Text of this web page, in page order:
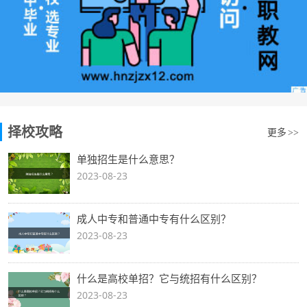
择校攻略 更多 >>
单独招生是什么意思？
2023-08-23
成人中专和普通中专有什么区别？
2023-08-23
什么是高校单招？它与统招有什么区别？
2023-08-23